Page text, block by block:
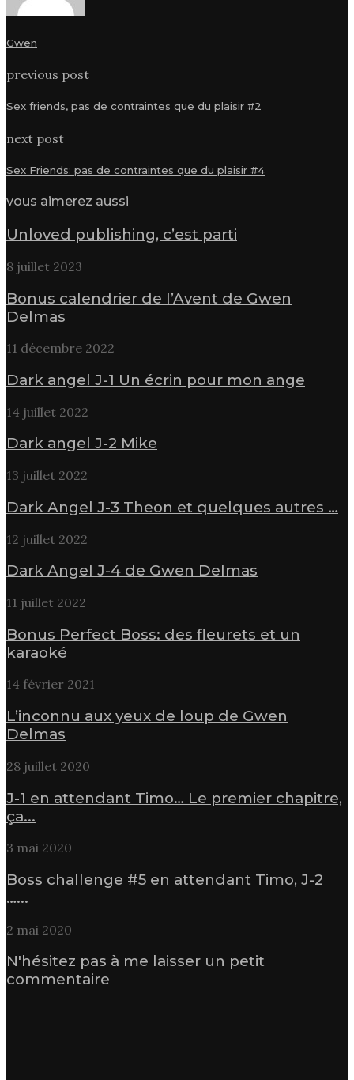
Gwen
previous post
Sex friends, pas de contraintes que du plaisir #2
next post
Sex Friends: pas de contraintes que du plaisir #4
vous aimerez aussi
Unloved publishing, c’est parti
8 juillet 2023
Bonus calendrier de l’Avent de Gwen
Delmas
11 décembre 2022
Dark angel J-1 Un écrin pour mon ange
14 juillet 2022
Dark angel J-2 Mike
13 juillet 2022
Dark Angel J-3 Theon et quelques autres …
12 juillet 2022
Dark Angel J-4 de Gwen Delmas
11 juillet 2022
Bonus Perfect Boss: des fleurets et un
karaoké
14 février 2021
L’inconnu aux yeux de loup de Gwen
Delmas
28 juillet 2020
J-1 en attendant Timo… Le premier chapitre,
ça...
3 mai 2020
Boss challenge #5 en attendant Timo, J-2
…...
2 mai 2020
N'hésitez pas à me laisser un petit
commentaire